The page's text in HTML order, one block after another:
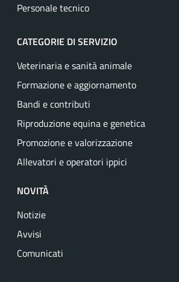
Personale tecnico
CATEGORIE DI SERVIZIO
Veterinaria e sanità animale
Formazione e aggiornamento
Bandi e contributi
Riproduzione equina e genetica
Promozione e valorizzazione
Allevatori e operatori ippici
NOVITÀ
Notizie
Avvisi
Comunicati